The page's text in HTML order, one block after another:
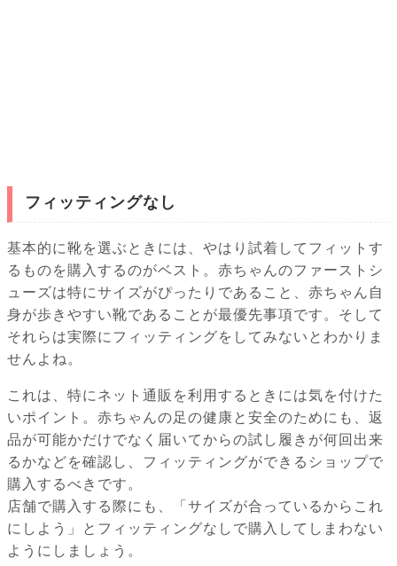
フィッティングなし
基本的に靴を選ぶときには、やはり試着してフィットす
るものを購入するのがベスト。赤ちゃんのファーストシ
ューズは特にサイズがぴったりであること、赤ちゃん自
身が歩きやすい靴であることが最優先事項です。そして
それらは実際にフィッティングをしてみないとわかりま
せんよね。
これは、特にネット通販を利用するときには気を付けた
いポイント。赤ちゃんの足の健康と安全のためにも、返
品が可能かだけでなく届いてからの試し履きが何回出来
るかなどを確認し、フィッティングができるショップで
購入するべきです。
店舗で購入する際にも、「サイズが合っているからこれ
にしよう」とフィッティングなしで購入してしまわない
ようにしましょう。